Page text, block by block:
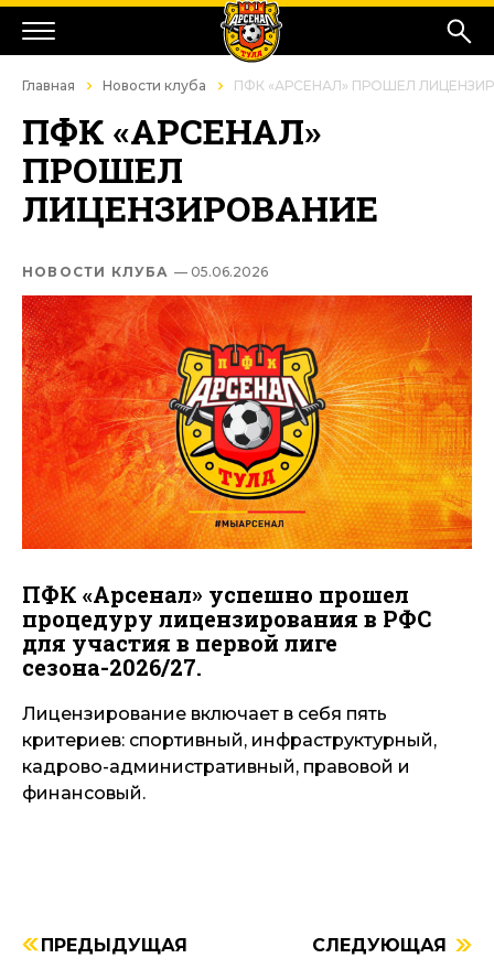
Главная Новости клуба ПФК «АРСЕНАЛ» ПРОШЕЛ
ПФК «АРСЕНАЛ»
ПРОШЕЛ
ЛИЦЕНЗИРОВАНИЕ
НОВОСТИ КЛУБА — 05.06.2026
ПФК «Арсенал» успешно прошел
процедуру лицензирования в РФС
для участия в первой лиге
сезона-2026/27.
Лицензирование включает в себя пять
критериев: спортивный, инфраструктурный,
кадрово-административный, правовой и
финансовый.
ПРЕДЫДУЩАЯ СЛЕДУЮЩАЯ